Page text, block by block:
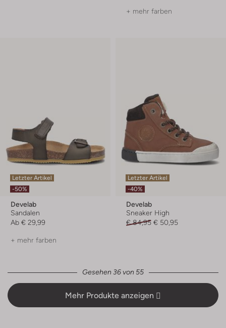
+ mehr farben
Letzter Artikel
-50%
Develab
Sandalen
Ab € 29,99
+ mehr farben
Letzter Artikel
-40%
Develab
Sneaker High
€ 84,95 € 50,95
Gesehen 36 von 55
Mehr Produkte anzeigen